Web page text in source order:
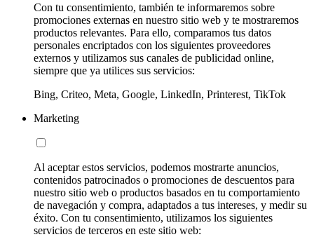
Con tu consentimiento, también te informaremos sobre
promociones externas en nuestro sitio web y te mostraremos
productos relevantes. Para ello, comparamos tus datos
personales encriptados con los siguientes proveedores
externos y utilizamos sus canales de publicidad online,
siempre que ya utilices sus servicios:
Bing, Criteo, Meta, Google, LinkedIn, Printerest, TikTok
Marketing
Al aceptar estos servicios, podemos mostrarte anuncios,
contenidos patrocinados o promociones de descuentos para
nuestro sitio web o productos basados en tu comportamiento
de navegación y compra, adaptados a tus intereses, y medir su
éxito. Con tu consentimiento, utilizamos los siguientes
servicios de terceros en este sitio web: